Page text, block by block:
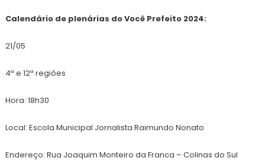
Calendário de plenárias do Você Prefeito 2024:
21/05
4ª e 12ª regiões
Hora: 18h30
Local: Escola Municipal Jornalista Raimundo Nonato
Endereço: Rua Joaquim Monteiro da Franca – Colinas do Sul